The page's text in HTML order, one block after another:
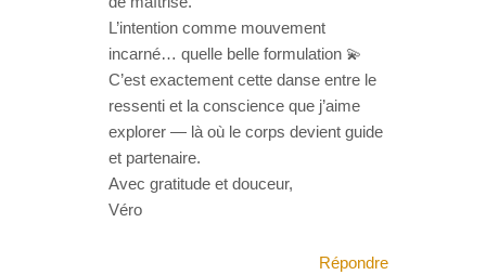
L’intention comme mouvement
incarné… quelle belle formulation 💫
C’est exactement cette danse entre le
ressenti et la conscience que j’aime
explorer — là où le corps devient guide
et partenaire.
Avec gratitude et douceur,
Véro
Répondre